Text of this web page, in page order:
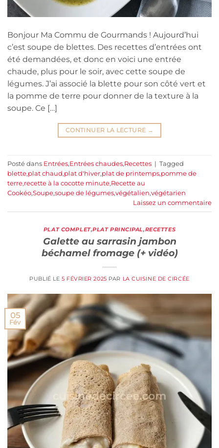
Bonjour Ma Commu de Gourmands ! Aujourd’hui
c’est soupe de blettes. Des recettes d’entrées ont
été demandées, et donc en voici une entrée
chaude, plus pour le soir, avec cette soupe de
légumes. J’ai associé la blette pour son côté vert et
la pomme de terre pour donner de la texture à la
soupe. Ce […]
CONTINUER LA LECTURE →
Posté dans Entrées,Entrées chaudes,Recettes | Tagged
blette,plat chaud,plat d'hiver,plat de printemps,pomme de
terre,recette à la cocotte minute,Recette au
Cookéo,Soupe,soupe de légumes,végétalien,végétarien
Laissez un commentaire
PLAT COMPLET,PLAT PRINCIPAL,RECETTES
Galette au sarrasin jambon
béchamel fromage (+ vidéo)
PUBLIÉ LE 5 FÉVRIER 2025 PAR LA CUISINE DE CIRCÉE
05
Fév